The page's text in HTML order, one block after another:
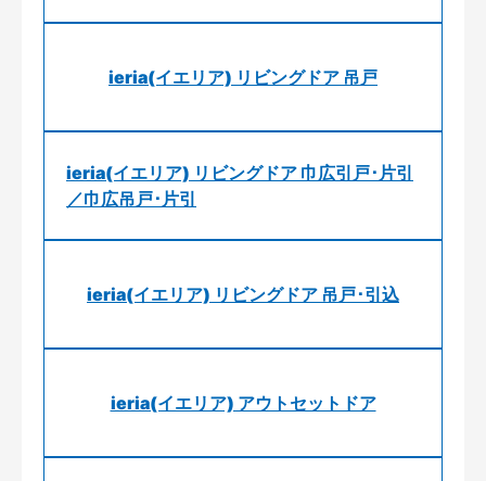
ieria(イエリア) リビングドア 吊戸
ieria(イエリア) リビングドア 巾広引戸･片引
／巾広吊戸･片引
ieria(イエリア) リビングドア 吊戸･引込
ieria(イエリア) アウトセットドア